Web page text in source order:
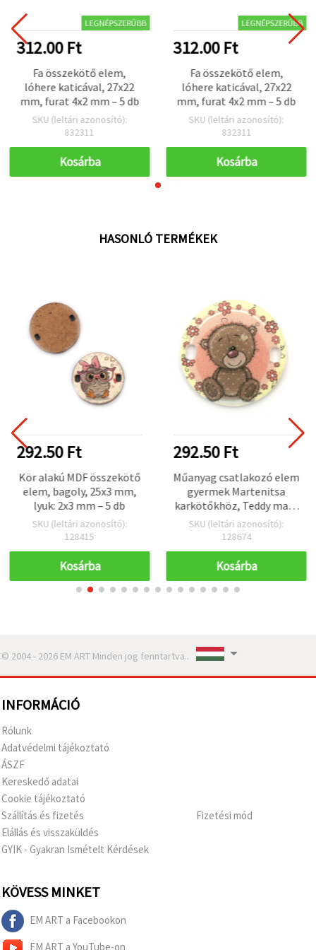
LEGNÉPSZERŰBB
312.00 Ft
Fa összekötő elem,
lóhere katicával, 27x22
mm, furat 4x2 mm – 5 db
SKU (leltári azonosító):
832311
Kosárba
LEGNÉPSZERŰBB
312.00 Ft
Fa összekötő elem,
lóhere katicával, 27x22
mm, furat 4x2 mm – 5 db
SKU (leltári azonosító):
832311
Kosárba
HASONLÓ TERMÉKEK
292.50 Ft
Kör alakú MDF összekötő
elem, bagoly, 25x3 mm,
lyuk: 2x3 mm – 5 db
SKU (leltári azonosító):
128415
Kosárba
292.50 Ft
Műanyag csatlakozó elem
gyermek Martenitsa
karkötőkhöz, Teddy maci,
25x2 mm, lyuk: 2x3 mm – 5
db
SKU (leltári azonosító):
128674
Kosárba
© 2004 - 2026 EM ART Minden jog fenntartva..
INFORMÁCIÓ
Rólunk
Adatvédelmi tájékoztató
ÁSZF
Kereskedő adatai
Cookie tájékoztató
Szállítás és fizetés
Elállás és visszaküldés
GYIK - Gyakran Ismételt Kérdések
Fizetési mód
KÖVESS MINKET
EM ART a Facebookon
EM ART a YouTube-on